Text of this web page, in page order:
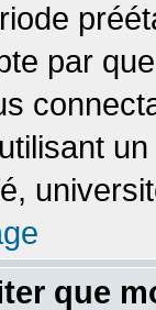
par
que